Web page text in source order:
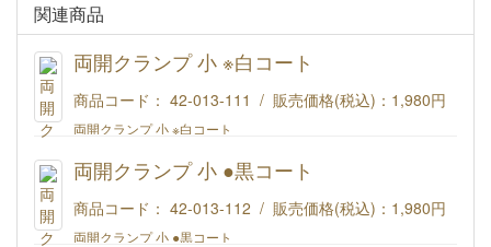
関連商品
両開クランプ 小 ※白コート
商品コード： 42-013-111 / 販売価格(税込)： 1,980円
両開クランプ 小 ※白コート
両開クランプ 小 ●黒コート
商品コード： 42-013-112 / 販売価格(税込)： 1,980円
両開クランプ 小 ●黒コート